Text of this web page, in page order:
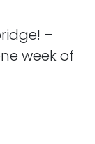
–
week of